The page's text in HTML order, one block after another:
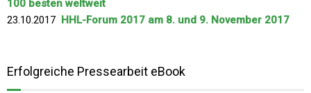
100 besten weltweit
23.10.2017 HHL-Forum 2017 am 8. und 9. November 2017
Erfolgreiche Pressearbeit eBook